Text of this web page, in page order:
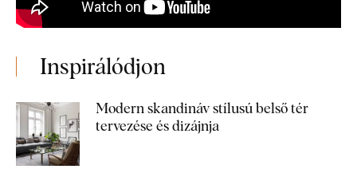
Inspirálódjon
Modern skandináv stílusú belső tér
tervezése és dizájnja